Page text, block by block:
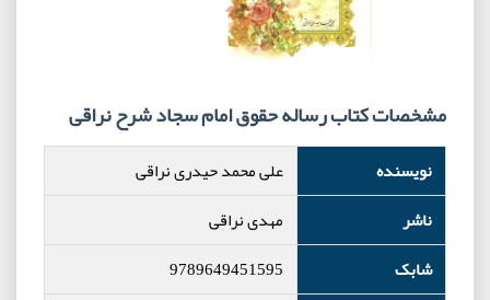
مشخصات کتاب رساله حقوق امام سجاد شرح نراقی
نویسنده
علی محمد حیدری نراقی
ناشر
مهدی نراقی
شابک
9789649451595